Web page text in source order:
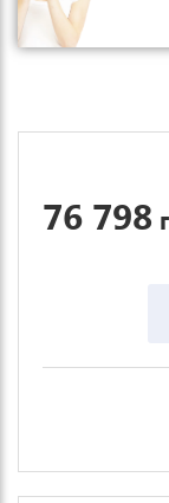
76 798